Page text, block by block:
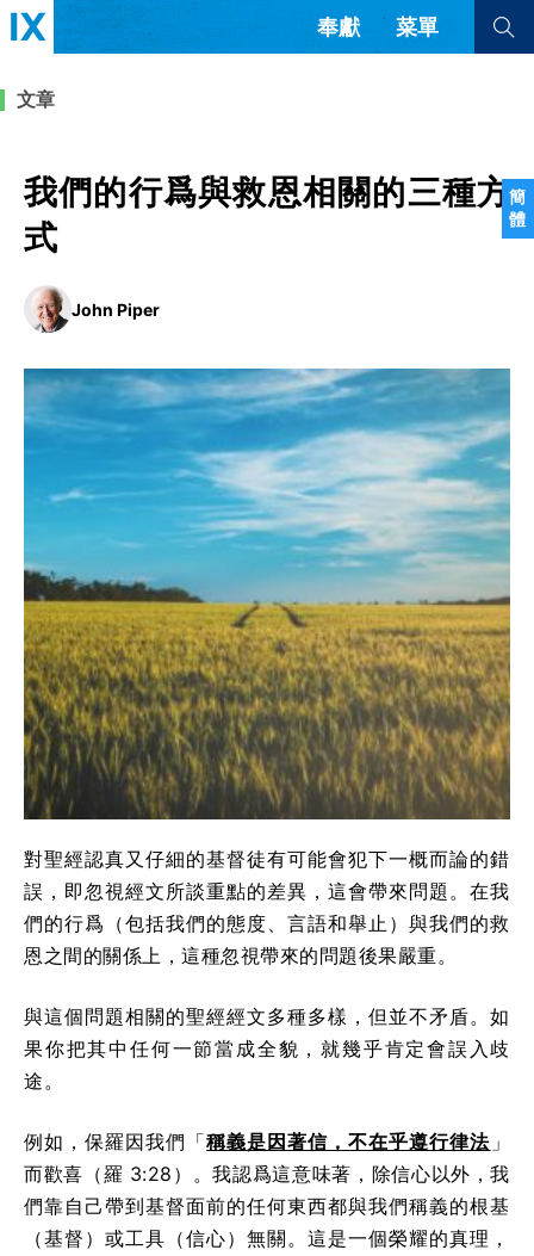
簡
體
奉獻 菜單
教會帶領
福音傳講與宣教 成員制與教會紀律
團契生活與禱告
查看全部
查看全部
西班牙語
葡萄牙語
俄語
烏茲別克語
达里语
波斯語
羅馬尼亞語
波蘭語
意大利語
德語
韓語
土耳其語
阿拉伯語
阿爾巴尼亞語
塞爾維亞語 柬埔寨語
文章
我們的行爲與救恩相關的三種方
式
John Piper
對聖經認真又仔細的基督徒有可能會犯下一概而論的錯
誤，即忽視經文所談重點的差異，這會帶來問題。在我
們的行爲（包括我們的態度、言語和舉止）與我們的救
恩之間的關係上，這種忽視帶來的問題後果嚴重。
與這個問題相關的聖經經文多種多樣，但並不矛盾。如
果你把其中任何一節當成全貌，就幾乎肯定會誤入歧
途。
例如，保羅因我們「稱義是因著信，不在乎遵行律法 」
而歡喜（羅 3:28）。我認爲這意味著，除信心以外，我
們靠自己帶到基督面前的任何東西都與我們稱義的根基
（基督）或工具（信心）無關。這是一個榮耀的真理，